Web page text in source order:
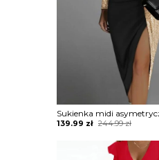
244.99zł
Original
139.99 zł
Current